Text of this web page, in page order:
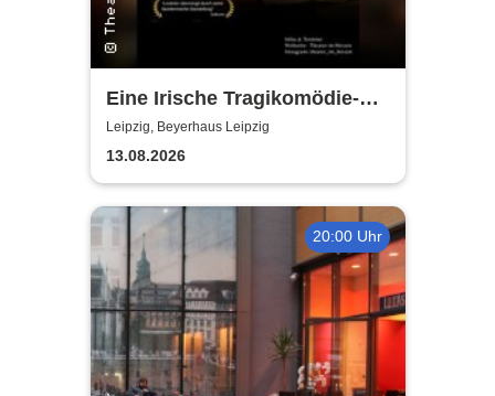
Eine Irische Tragikomödie-
Das Kleingeld | Getreu dem
Motto: Wir lachen, weil wir
weinen
Leipzig, Beyerhaus Leipzig
13.08.2026
20:00 Uhr